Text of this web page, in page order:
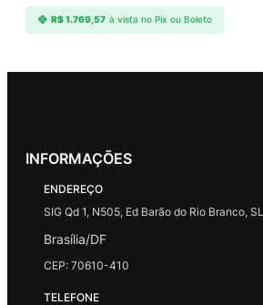
R$1.769,57 à vista no Pix ou Boleto
INFORMAÇÕES
ENDEREÇO
SIG Qd 1, N505, Ed Barão do Rio Branco,
Brasília/DF
CEP: 70610-410
TELEFONE